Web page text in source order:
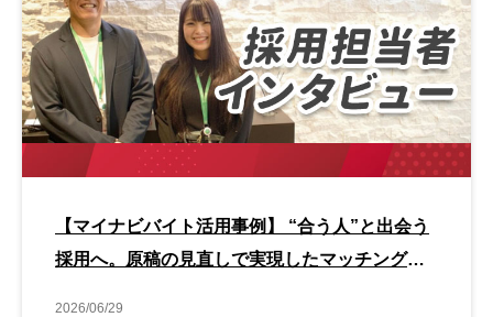
【マイナビバイト活用事例】 “合う人”と出会う
採用へ。原稿の見直しで実現したマッチング改
2026/06/29